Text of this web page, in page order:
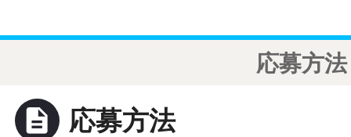
応募方法
description 応募方法